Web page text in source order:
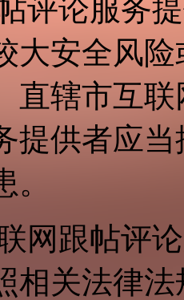
评论服务
大安全风
直辖市互
提供者应
网跟帖评
相关法律